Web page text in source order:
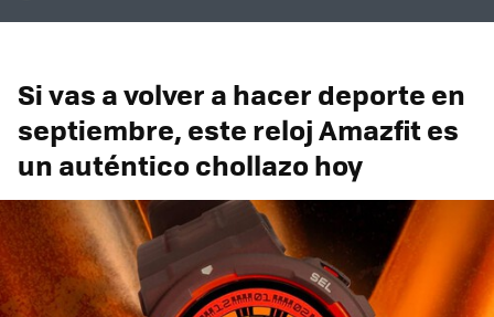
Si vas a volver a hacer deporte en
septiembre, este reloj Amazfit es
un auténtico chollazo hoy